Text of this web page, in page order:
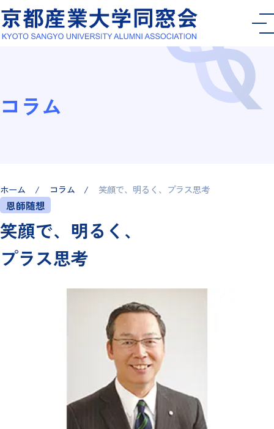
コラム
ホーム コラム 笑顔で、明るく、プラス思考
恩師随想
笑顔で、明るく、
プラス思考